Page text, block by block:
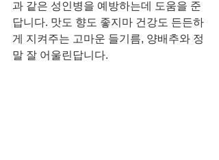
과 같은 성인병을 예방하는데 도움을 준
답니다. 맛도 향도 좋지마 건강도 든든하
게 지켜주는 고마운 들기름, 양배추와 정
말 잘 어울린답니다.